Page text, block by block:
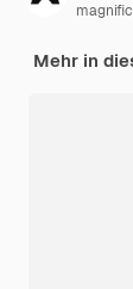
magnific
Mehr in